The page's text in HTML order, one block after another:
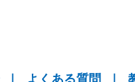
よくある質問